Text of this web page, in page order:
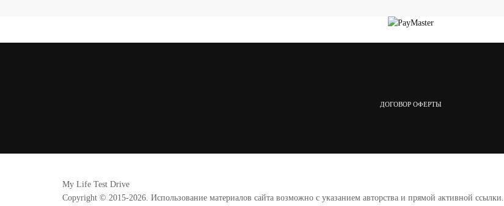
ДОГОВОР ОФЕРТЫ
My Life Test Drive
Copyright © 2015-2026. Использование материалов сайта возможно с указанием авторства и прямой активной ссылки.